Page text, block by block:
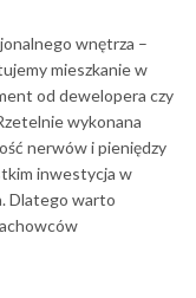
wnętrza –
mieszkanie w
od dewelopera czy
wykonana
nerwów i pieniędzy
inwestycja w
Dlatego warto